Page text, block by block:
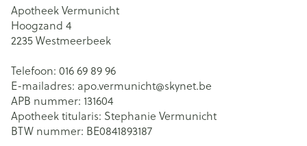
Apotheek Vermunicht
Hoogzand 4
2235Westmeerbeek
Telefoon: 016 69 89 96
E-mailadres: apo.vermunicht@skynet.be
APB nummer: 131604
Apotheek titularis: Stephanie Vermunicht
BTW nummer: BE0841893187